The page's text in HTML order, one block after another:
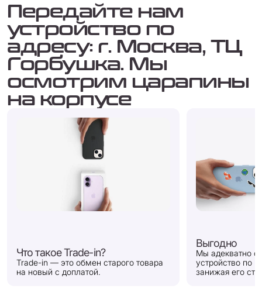
Передайте нам
устройство по
адресу: г. Москва, ТЦ
Горбушка. Мы
осмотрим царапины
на корпусе
Что такое Trade-in?
Trade-in — это обмен старого товара
на новый с доплатой.
Выгодно
Мы адекватно
устройство по
занижая его